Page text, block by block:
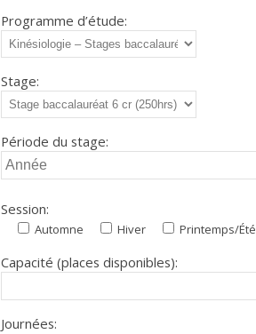
Programme d’étude:
Stage:
Période du stage:
Session:
Automne Hiver Printemps/Été
Capacité (places disponibles):
Journées: